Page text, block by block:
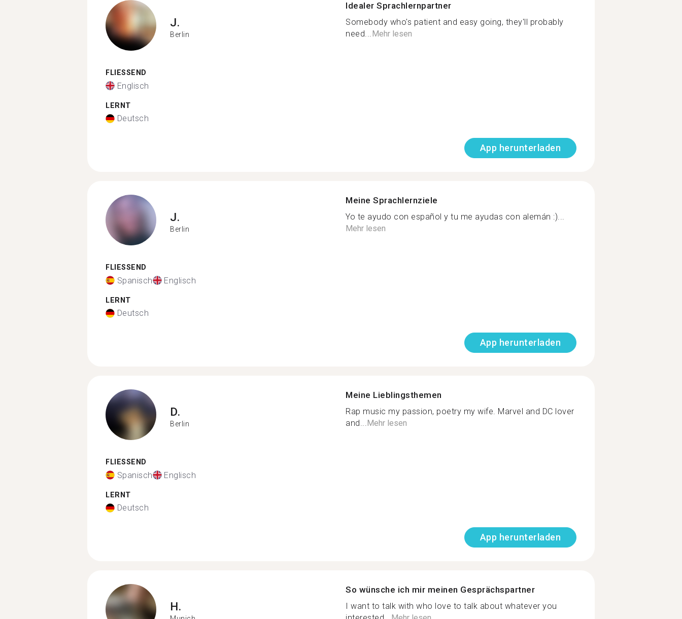
J.
Berlin
FLIESSEND
Englisch
LERNT
Deutsch
Idealer Sprachlernpartner
Somebody who's patient and easy going, they'll probably
need...Mehr lesen
App herunterladen
J.
Berlin
FLIESSEND
Spanisch Englisch
LERNT
Deutsch
Meine Sprachlernziele
Yo te ayudo con español y tu me ayudas con alemán :)...
Mehr lesen
App herunterladen
D.
Berlin
FLIESSEND
Spanisch Englisch
LERNT
Deutsch
Meine Lieblingsthemen
Rap music my passion, poetry my wife. Marvel and DC lover
and...Mehr lesen
App herunterladen
H.
So wünsche ich mir meinen Gesprächspartner
I want to talk with who love to talk about whatever you